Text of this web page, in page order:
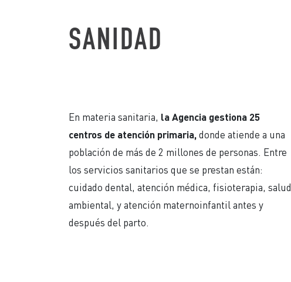
SANIDAD
En materia sanitaria, la Agencia gestiona 25
centros de atención primaria,donde atiende a una
población de más de 2 millones de personas. Entre
los servicios sanitarios que se prestan están:
cuidado dental, atención médica, fisioterapia, salud
ambiental, y atención maternoinfantil antes y
después del parto.